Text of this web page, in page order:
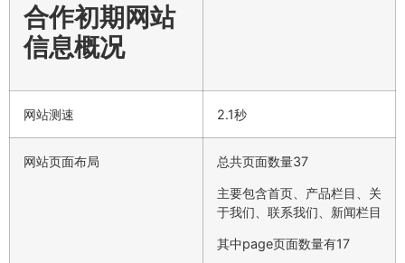
合作初期网站
信息概况
网站测速 2.1秒
网站页面布局 总共页面数量37
主要包含首页、产品栏目、关
于我们、联系我们、新闻栏目
其中page页面数量有17